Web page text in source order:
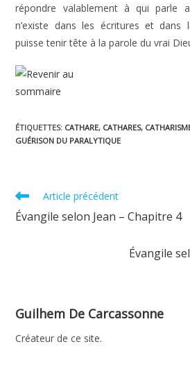
répondre valablement à qui parle
n’existe dans les écritures et
puisse tenir tête à la parole du vrai
ÉTIQUETTES: CATHARE, CATHARES,
GUÉRISON DU PARALYTIQUE
Read
more
articles
Article précédent
Évangile selon Jean – Chapitre 4
Évangile
Guilhem De Carcassonne
Créateur de ce site.